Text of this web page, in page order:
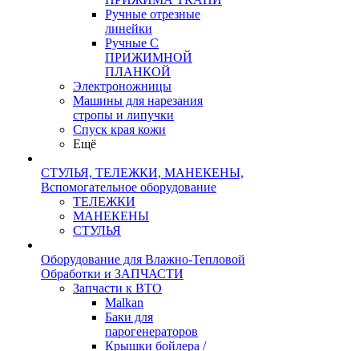
Ручные отрезные
линейки
Ручные С
ПРИЖИМНОЙ
ПЛАНКОЙ
Электроножницы
Машины для нарезания
стропы и липучки
Спуск края кожи
Ещё
СТУЛЬЯ, ТЕЛЕЖКИ, МАНЕКЕНЫ,
Вспомогательное оборудование
ТЕЛЕЖКИ
МАНЕКЕНЫ
СТУЛЬЯ
Оборудование для Влажно-Тепловой
Обработки и ЗАПЧАСТИ
Запчасти к ВТО
Malkan
Баки для
парогенераторов
Крышки бойлера /